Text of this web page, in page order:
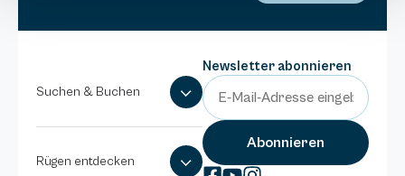
Suchen & Buchen
Rügen entdecken
Newsletter abonnieren